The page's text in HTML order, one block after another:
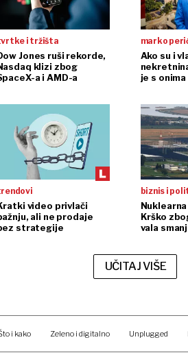
i tržišta
Jones ruši rekorde,
klizi zbog
a i AMD-a
marko
Ako su i
je s
video privlači
ali ne prodaje
strategije
biznis i
Krško
vala
UČITAJ VIŠE
i kako Zeleno i digitalno Unplugged